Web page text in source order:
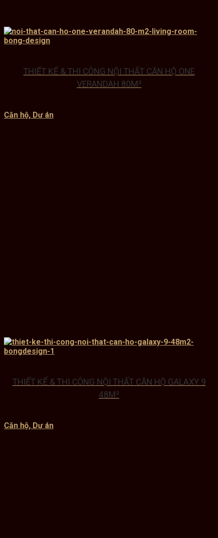
THIẾT KẾ & THI CÔNG NỘI THẤT CĂN HỘ ONE
VERANDAH 80M²
Căn hộ, Dự án
THIẾT KẾ & THI CÔNG NỘI THẤT CĂN HỘ GALAXY 9
48M²
Căn hộ, Dự án